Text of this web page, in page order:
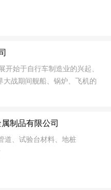
始于自行车制造业的兴起、
战期间舰船、锅炉、飞机的
制造，化学工业的发展以及
输送流体和粉状固体、交换
一种经济钢材。用钢管制造
以减 轻重量，节省金属20～
。用钢管制造公路桥梁不但
减少
制品有限公司
道、试验台材料、地桩